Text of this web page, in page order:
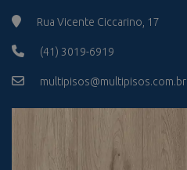
Rua Vicente Ciccarino, 17
(41) 3019-6919
multipisos@multipisos.com.br